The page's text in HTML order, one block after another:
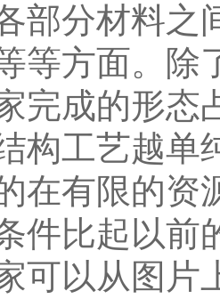
部分材料之
等方面。除
完成的形态
构工艺越单
在有限的资
件比起以前
可以从图片